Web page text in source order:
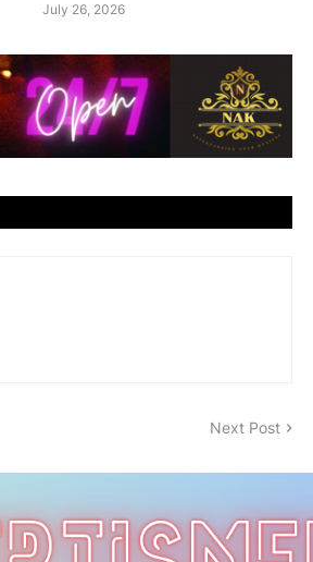
July 26, 2026
Next Post